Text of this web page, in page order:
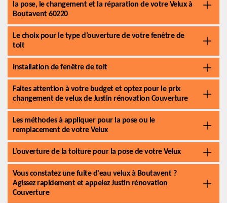
la pose, le changement et la réparation de votre Velux à
Boutavent 60220
Le choix pour le type d’ouverture de votre fenêtre de
toit
Installation de fenêtre de toit
Faites attention à votre budget et optez pour le prix
changement de velux de Justin rénovation Couverture
Les méthodes à appliquer pour la pose ou le
remplacement de votre Velux
L’ouverture de la toiture pour la pose de votre Velux
Vous constatez une fuite d'eau velux à Boutavent ?
Agissez rapidement et appelez Justin rénovation
Couverture